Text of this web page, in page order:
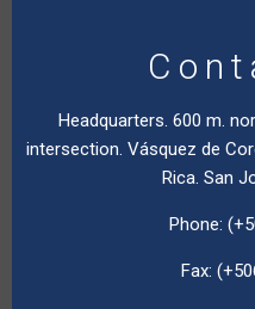
Headquarters. 600 m.
intersection. Vásquez de
Rica. San
Phone:
Fax: